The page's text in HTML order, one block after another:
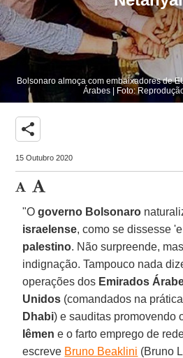
Bolsonaro almoça com embaixadores de
Árabes | Foto:
share
15 Outubro 2020
"Ogoverno Bolsonaro
israelense, como se dissesse
palestino. Não surpreende,
indignação. Tampouco nada
operações dos Emirados
Unidos (comandados na
Dhabi) e sauditas promovendo
Iêmen e o farto emprego de
escreve Bruno Beaklini (Bruno